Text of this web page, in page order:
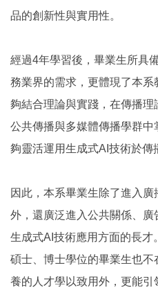
品的創新性與實用性。
經過4年學習後，畢業生所具
務業界的需求，更體現了本
夠結合理論與實踐，在傳播
公共傳播與多媒體傳播學群
夠靈活運用生成式AI技術於傳
因此，本系畢業生除了進入
外，還廣泛進入公共關係、
生成式AI技術應用方面的長
碩士、博士學位的畢業生也
養的人才學以致用外，更能引